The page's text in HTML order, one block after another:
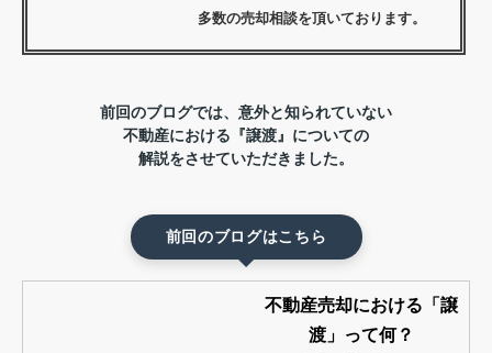
多数の売却相談を頂いております。
前回のブログでは、意外と知られていない
不動産における『譲渡』についての
解説をさせていただきました。
前回のブログはこちら
不動産売却における「譲
渡」って何？